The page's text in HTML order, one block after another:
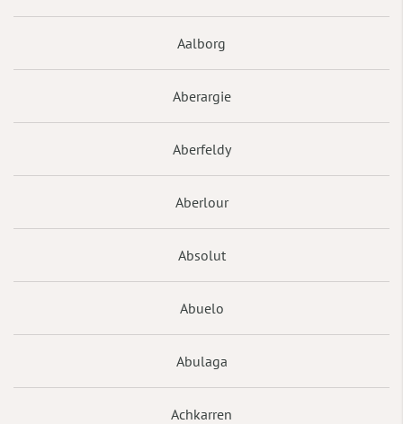
Aalborg
Aberargie
Aberfeldy
Aberlour
Absolut
Abuelo
Abulaga
Achkarren